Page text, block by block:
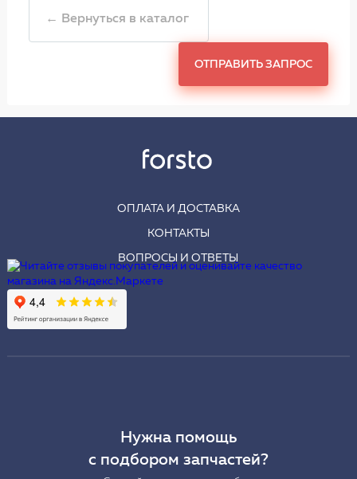
← Вернуться в каталог
ОТПРАВИТЬ ЗАПРОС
ОПЛАТА И ДОСТАВКА
КОНТАКТЫ
ВОПРОСЫ И ОТВЕТЫ
Нужна помощь
с подбором запчастей?